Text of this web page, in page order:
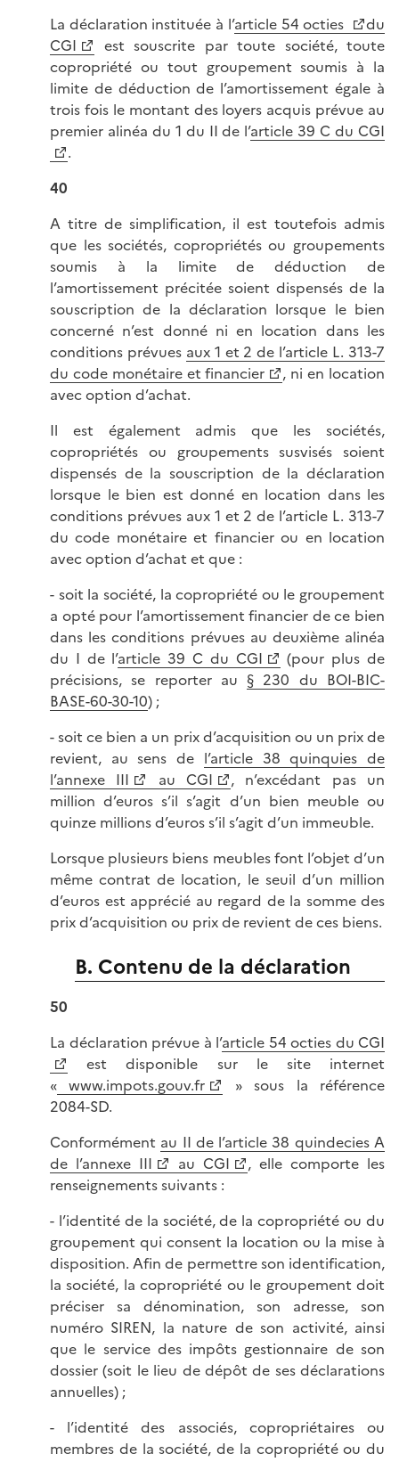
La déclaration instituée à l’article 54 octies
du
CGI
est souscrite par toute société, toute
copropriété ou tout groupement soumis à la
limite de déduction de l’amortissement égale à
trois fois le montant des loyers acquis prévue au
premier alinéa du 1 du II de l’article 39 C du CGI
.
40
A titre de simplification, il est toutefois admis
que les sociétés, copropriétés ou groupements
soumis à la limite de déduction de
l’amortissement précitée soient dispensés de la
souscription de la déclaration lorsque le bien
concerné n’est donné ni en location dans les
conditions prévues aux 1 et 2 de l’article L. 313-7
du code monétaire et financier
, ni en location
avec option d’achat.
Il est également admis que les sociétés,
copropriétés ou groupements susvisés soient
dispensés de la souscription de la déclaration
lorsque le bien est donné en location dans les
conditions prévues aux 1 et 2 de l’article L. 313-7
du code monétaire et financier ou en location
avec option d’achat et que :
- soit la société, la copropriété ou le groupement
a opté pour l’amortissement financier de ce bien
dans les conditions prévues au deuxième alinéa
du I de l’article 39 C du CGI
(pour plus de
précisions, se reporter au§ 230 du BOI-BIC-
BASE-60-30-10) ;
- soit ce bien a un prix d’acquisition ou un prix de
revient, au sens de l’article 38 quinquies de
l’annexe III
au CGI
, n’excédant pas un
million d’euros s’il s’agit d’un bien meuble ou
quinze millions d’euros s’il s’agit d’un immeuble.
Lorsque plusieurs biens meubles font l’objet d’un
même contrat de location, le seuil d’un million
d’euros est apprécié au regard de la somme des
prix d’acquisition ou prix de revient de ces biens.
B. Contenu de la déclaration
50
La déclaration prévue à l’article 54 octies du CGI
est disponible sur le site internet
« www.impots.gouv.fr
» sous la référence
2084-SD.
Conformément au II de l’article 38 quindecies A
de l’annexe III
au CGI
, elle comporte les
renseignements suivants :
- l’identité de la société, de la copropriété ou du
groupement qui consent la location ou la mise à
disposition. Afin de permettre son identification,
la société, la copropriété ou le groupement doit
préciser sa dénomination, son adresse, son
numéro SIREN, la nature de son activité, ainsi
que le service des impôts gestionnaire de son
dossier (soit le lieu de dépôt de ses déclarations
annuelles) ;
- l’identité des associés, copropriétaires ou
membres de la société, de la copropriété ou du